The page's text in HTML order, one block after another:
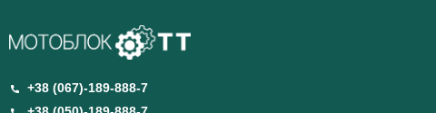
+38 (067)-189-888-7